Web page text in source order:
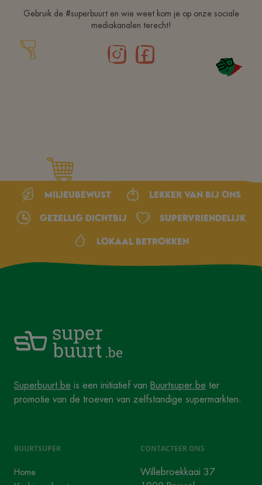
Gebruik de #superbuurt en wie weet kom je op onze sociale
mediakanalen terecht!
Milieubewust Lekker van bij ons
Gezellig dichtbij Supervriendelijk
Lokaal betrokken
Superbuurt.be is een initiatief van Buurtsuper.be ter
promotie van de troeven van zelfstandige supermarkten.
BUURTSUPER
Home
CONTACTEER ONS
Willebroekkaai 37